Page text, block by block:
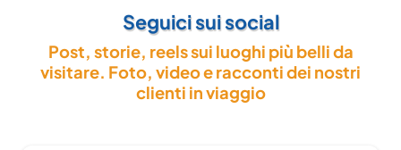
Seguici sui social
Post, storie, reels sui luoghi più belli da
visitare. Foto, video e racconti dei nostri
clienti in viaggio